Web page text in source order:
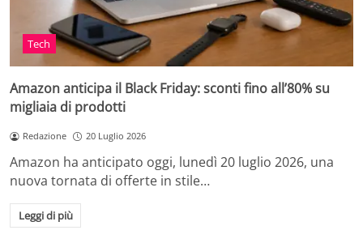
Tech
Amazon anticipa il Black Friday: sconti fino all’80% su
migliaia di prodotti
Redazione 20 Luglio 2026
Amazon ha anticipato oggi, lunedì 20 luglio 2026, una
nuova tornata di offerte in stile…
Leggi di più